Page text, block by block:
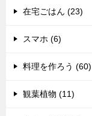
在宅ごはん (23)
スマホ (6)
料理を作ろう (60)
観葉植物 (11)